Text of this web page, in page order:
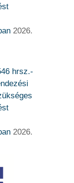
2026.
hrsz.-
2026.